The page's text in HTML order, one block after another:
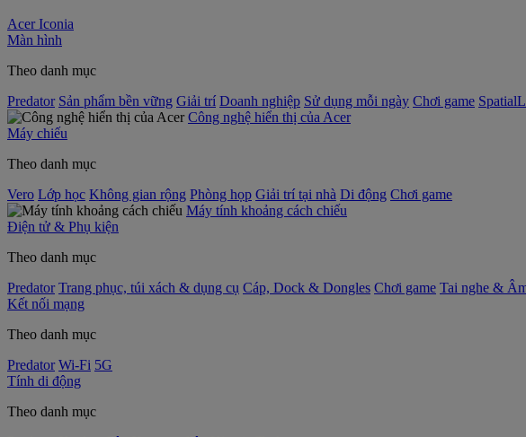
Acer Iconia
Màn hình
Theo danh mục
Predator Sản phẩm bền vững Giải trí Doanh nghiệp Sử dụng mỗi ngày Chơi game
Công nghệ hiển thị của Acer
Máy chiếu
Theo danh mục
Vero Lớp học Không gian rộng Phòng họp Giải trí tại nhà Di động Chơi game
Máy tính khoảng cách chiếu
Điện tử & Phụ kiện
Theo danh mục
Predator Trang phục, túi xách & dụng cụ Cáp, Dock & Dongles Chơi game Tai nghe &
Kết nối mạng
Theo danh mục
Predator Wi-Fi 5G
Tính di động
Theo danh mục